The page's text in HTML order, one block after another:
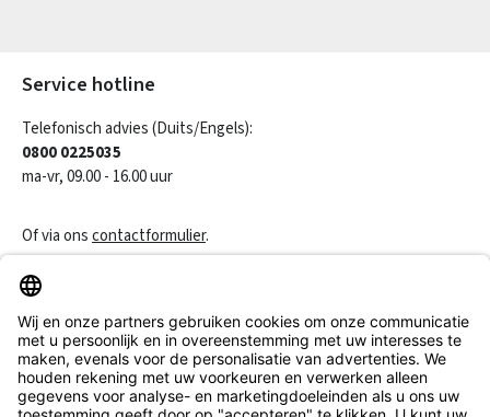
Service hotline
Telefonisch advies (Duits/Engels):
0800 0225035
ma-vr, 09.00 - 16.00 uur
Of via onscontactformulier.
Klantenservice